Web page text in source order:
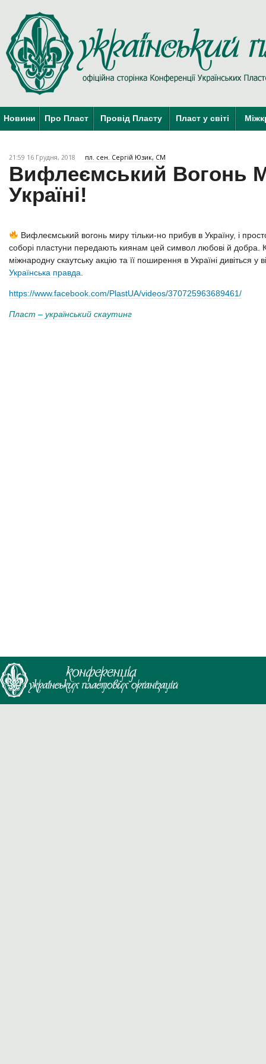
Новини Про Пласт Провід Пласту Пласт у світі
21:59 16 Грудня, 2018 пл. сен. Сергій Юзик, СМ
Вифлеємський Вогонь
Україні!
Вифлеємський вогонь миру тільки-но прибув в Україну, і
соборі пластуни передають киянам цей символ любові й добра.
міжнародну скаутську акцію та її поширення в Україні дивіться у
Українська правда
https://www.facebook.com/PlastUA/videos/370725963689461/
Пласт – український скаутинг